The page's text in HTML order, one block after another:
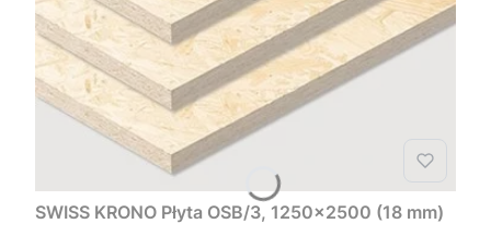
SWISS KRONO Płyta OSB/3, 1250x2500 (18 mm)